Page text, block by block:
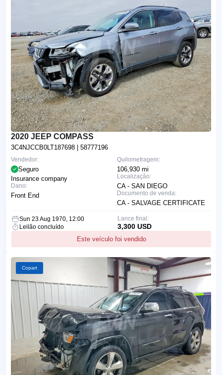
2020 JEEP COMPASS
3C4NJCCB0LT187698 | 58777196
Quilometragem:
106,930 mi
Localização:
CA - SAN DIEGO
Documento de venda:
CA - SALVAGE CERTIFICATE
Vendedor:
Seguro
Insurance company
Dano:
Front End
Sun 23 Aug 1970, 12:00
Leilão concluído
Este veículo foi vendido
Lance final:
3,300 USD
Copart